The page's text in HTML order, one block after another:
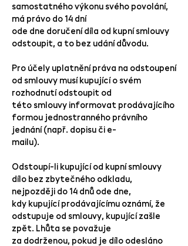
samostatného výkonu svého povolání,
má právo do 14 dní
ode dne doručení díla od kupní smlouvy
odstoupit, a to bez udání důvodu.
Pro účely uplatnění práva na odstoupení
od smlouvy musí kupující o svém
rozhodnutí odstoupit od
této smlouvy informovat prodávajícího
formou jednostranného právního
jednání (např. dopisu či e-
mailu).
Odstoupí-li kupující od kupní smlouvy
dílo bez zbytečného odkladu,
nejpozději do 14 dnů ode dne,
kdy kupující prodávajícímu oznámí, že
odstupuje od smlouvy, kupující zašle
zpět. Lhůta se považuje
za dodrženou, pokud je dílo odesláno